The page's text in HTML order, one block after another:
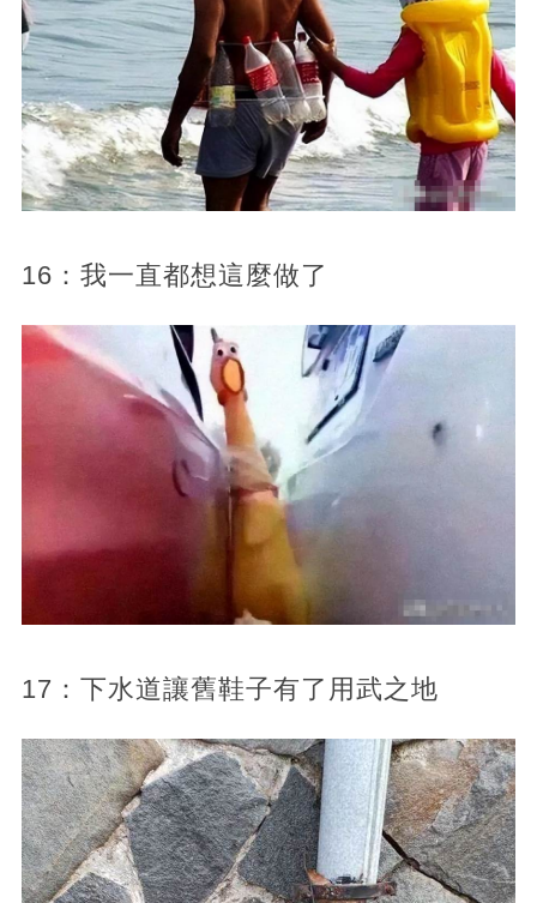
16：我一直都想這麼做了
17：下水道讓舊鞋子有了用武之地